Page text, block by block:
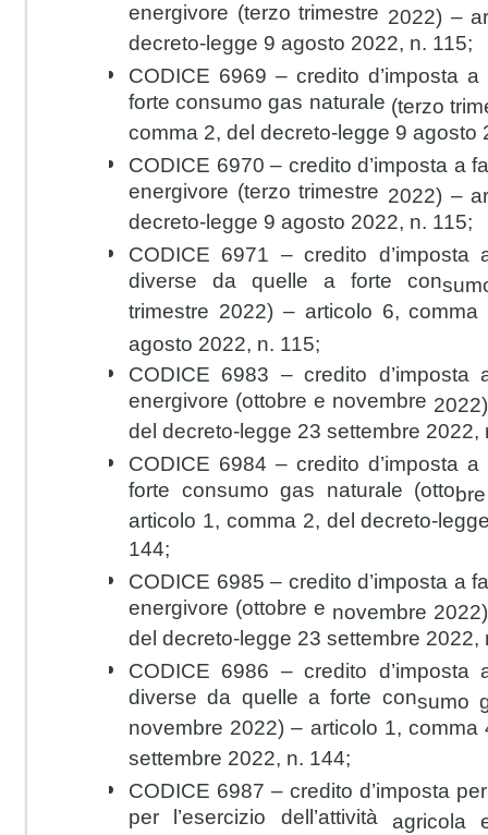
energivore (terzo trimestre 2022) –
decreto-legge 9 agosto 2022, n. 115;
CODICE 6969 – credito d’imposta
forte consumo gas naturale (terzo
comma 2, del decreto-legge 9 agosto
CODICE 6970 – credito d’imposta a
energivore (terzo trimestre 2022) –
decreto-legge 9 agosto 2022, n. 115;
CODICE 6971 – credito d’imposta
diverse da quelle a forte con
trimestre 2022) – articolo 6,
agosto 2022, n. 115;
CODICE 6983 – credito d’imposta
energivore (ottobre e novembre
del decreto-legge 23 settembre 2022,
CODICE 6984 – credito d’imposta
forte consumo gas naturale (otto
articolo 1, comma 2, del decreto-
144;
CODICE 6985 – credito d’imposta a
energivore (ottobre e novembre
del decreto-legge 23 settembre 2022,
CODICE 6986 – credito d’imposta
diverse da quelle a forte consumo
novembre 2022) – articolo 1,
settembre 2022, n. 144;
CODICE 6987 – credito d’imposta
per l’esercizio dell’attività agricola